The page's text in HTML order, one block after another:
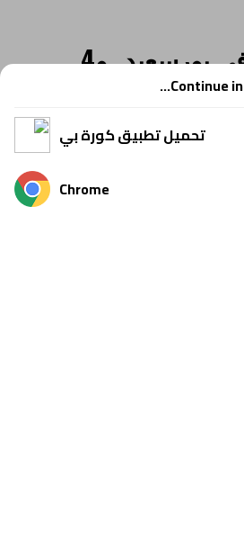
طنطا يعسكر في بورسعيد.. و4
للموسم الجديدContinue in...
تحميل تطبيق كورة بي
Chrome